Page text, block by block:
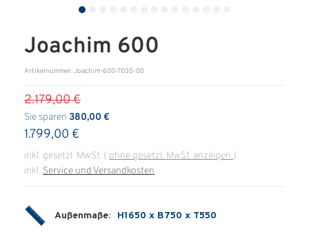
Über uns
Messen & Events
Qualitätspolitik
Unternehmen
Joachim 600
Artikelnummer: Joachim-600-7035-00
2.179,00 €
Sie sparen 380,00 €
1.799,00 €
inkl. gesetzl. MwSt. ( ohne gesetzl. MwSt. anzeigen )
inkl. Service und Versandkosten
Außenmaße: H1650 x B750 x T550